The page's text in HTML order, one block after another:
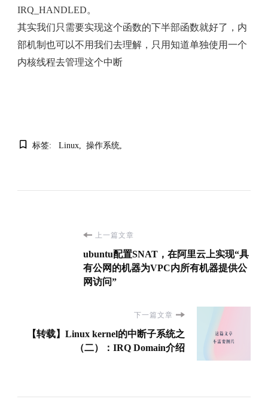
IRQ_HANDLED。
其实我们只需要实现这个函数的下半部函数就好了，内
部机制也可以不用我们去理解，只用知道单独使用一个
内核线程去管理这个中断
标签: Linux 操作系统
航
上一篇文章
ubuntu配置SNAT，在阿里云上实现“具
有公网的机器为VPC内所有机器提供公
网访问”
下一篇文章
【转载】Linux kernel的中断子系统之
（二）：IRQ Domain介绍